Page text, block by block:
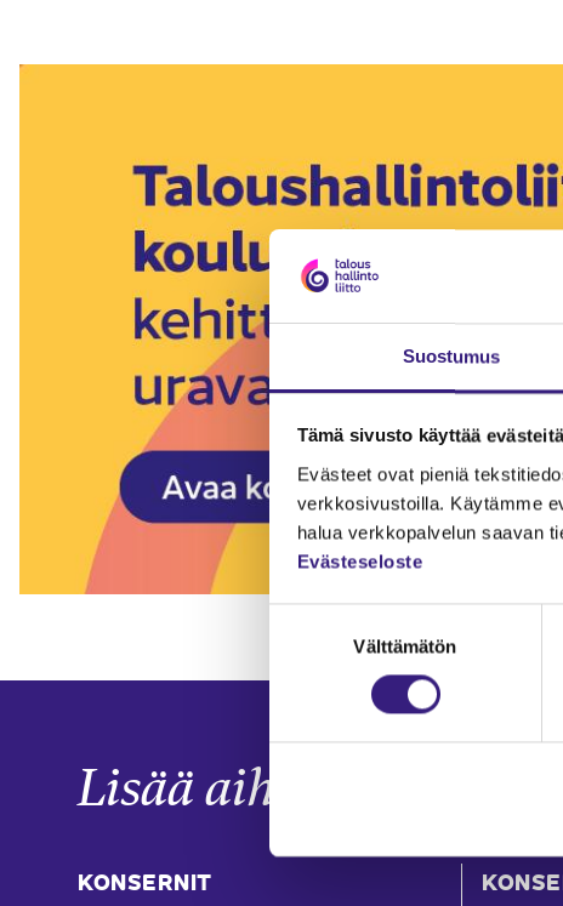
Suostumus
Tämä sivusto käyttää evästeitä
Evästeet ovat pieniä
verkkosivustoilla. Käytämme
halua verkkopalvelun saavan
Evästeseloste
Välttämätön
Lisää aiheesta
KONSERNIT